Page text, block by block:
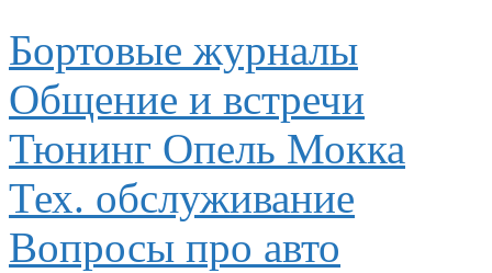
Бортовые журналы
Общение и встречи
Тюнинг Опель Мокка
Тех. обслуживание
Вопросы про авто